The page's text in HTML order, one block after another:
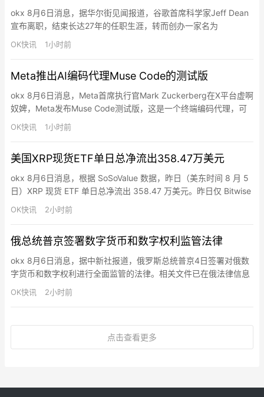
okx 8月6日消息，据华尔街见闻报道，谷歌首席科学家Jeff Dean
宣布离职，结束长达27年的任职生涯，转而创办一家名为
Discovery Loop的AI初创公司，专注于自动化科学研究流程。与他
同行的还有三位谷歌资深科学家Oriol Vinyals、Quoc Le和Sanjay
Alpha…
OK快讯 1小时前
Meta推出AI编码代理Muse Code的测试版
okx 8月6日消息，Meta首席执行官Mark Zuckerberg在X平台虚啊
奴婢，Meta发布Muse Code测试版，这是一个终端编码代理，可
处理大型代码库中的完整软件工程任务，包括规划变更、编写代码
和验证结果。Muse Code由编码模型Muse Spark 1.2驱动，运行多
功能记录每个模…
OK快讯 1小时前
美国XRP现货ETF单日总净流出358.47万美元
okx 8月6日消息，根据 SoSoValue 数据，昨日（美东时间 8 月 5
日）XRP 现货 ETF 单日总净流出 358.47 万美元。昨日仅 Bitwise
XRP ETF(XRP) 净流出，单日净流出 358.47 万美元，目前历史总
净流入达 5.07 亿美元。截至发稿前，XRP 现货 ETF 总资产净值为
OK快讯 2小时前
俄总统普京签署数字货币和数字权利监管法律
okx 8月6日消息，据中新社报道，俄罗斯总统普京4日签署对俄数
字货币和数字权利进行全面监管的法律。相关文件已在俄法律信息
网站发布。该法律明确了加密货币兑换平台、数字资产托管机构和
其他市场参与者的运营规则，规范了投资者购买加密货币的条件。
“挖矿”活动、数字权利的发行和流通相关的关系，同时规定了对发
OK快讯 2小时前
点击查看更多